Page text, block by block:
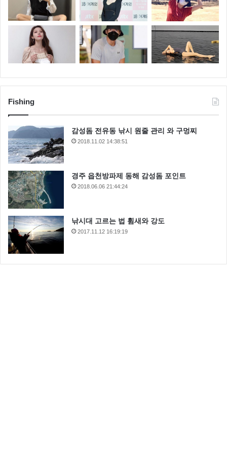
Fishing
감성돔 전유동 낚시 원줄 관리 와 구멍찌
2018.11.02 14:38:51
경주 읍천방파제 동해 감성돔 포인트
2018.06.06 21:44:24
낚시대 고르는 법 휨새와 강도
2017.11.12 16:19:19